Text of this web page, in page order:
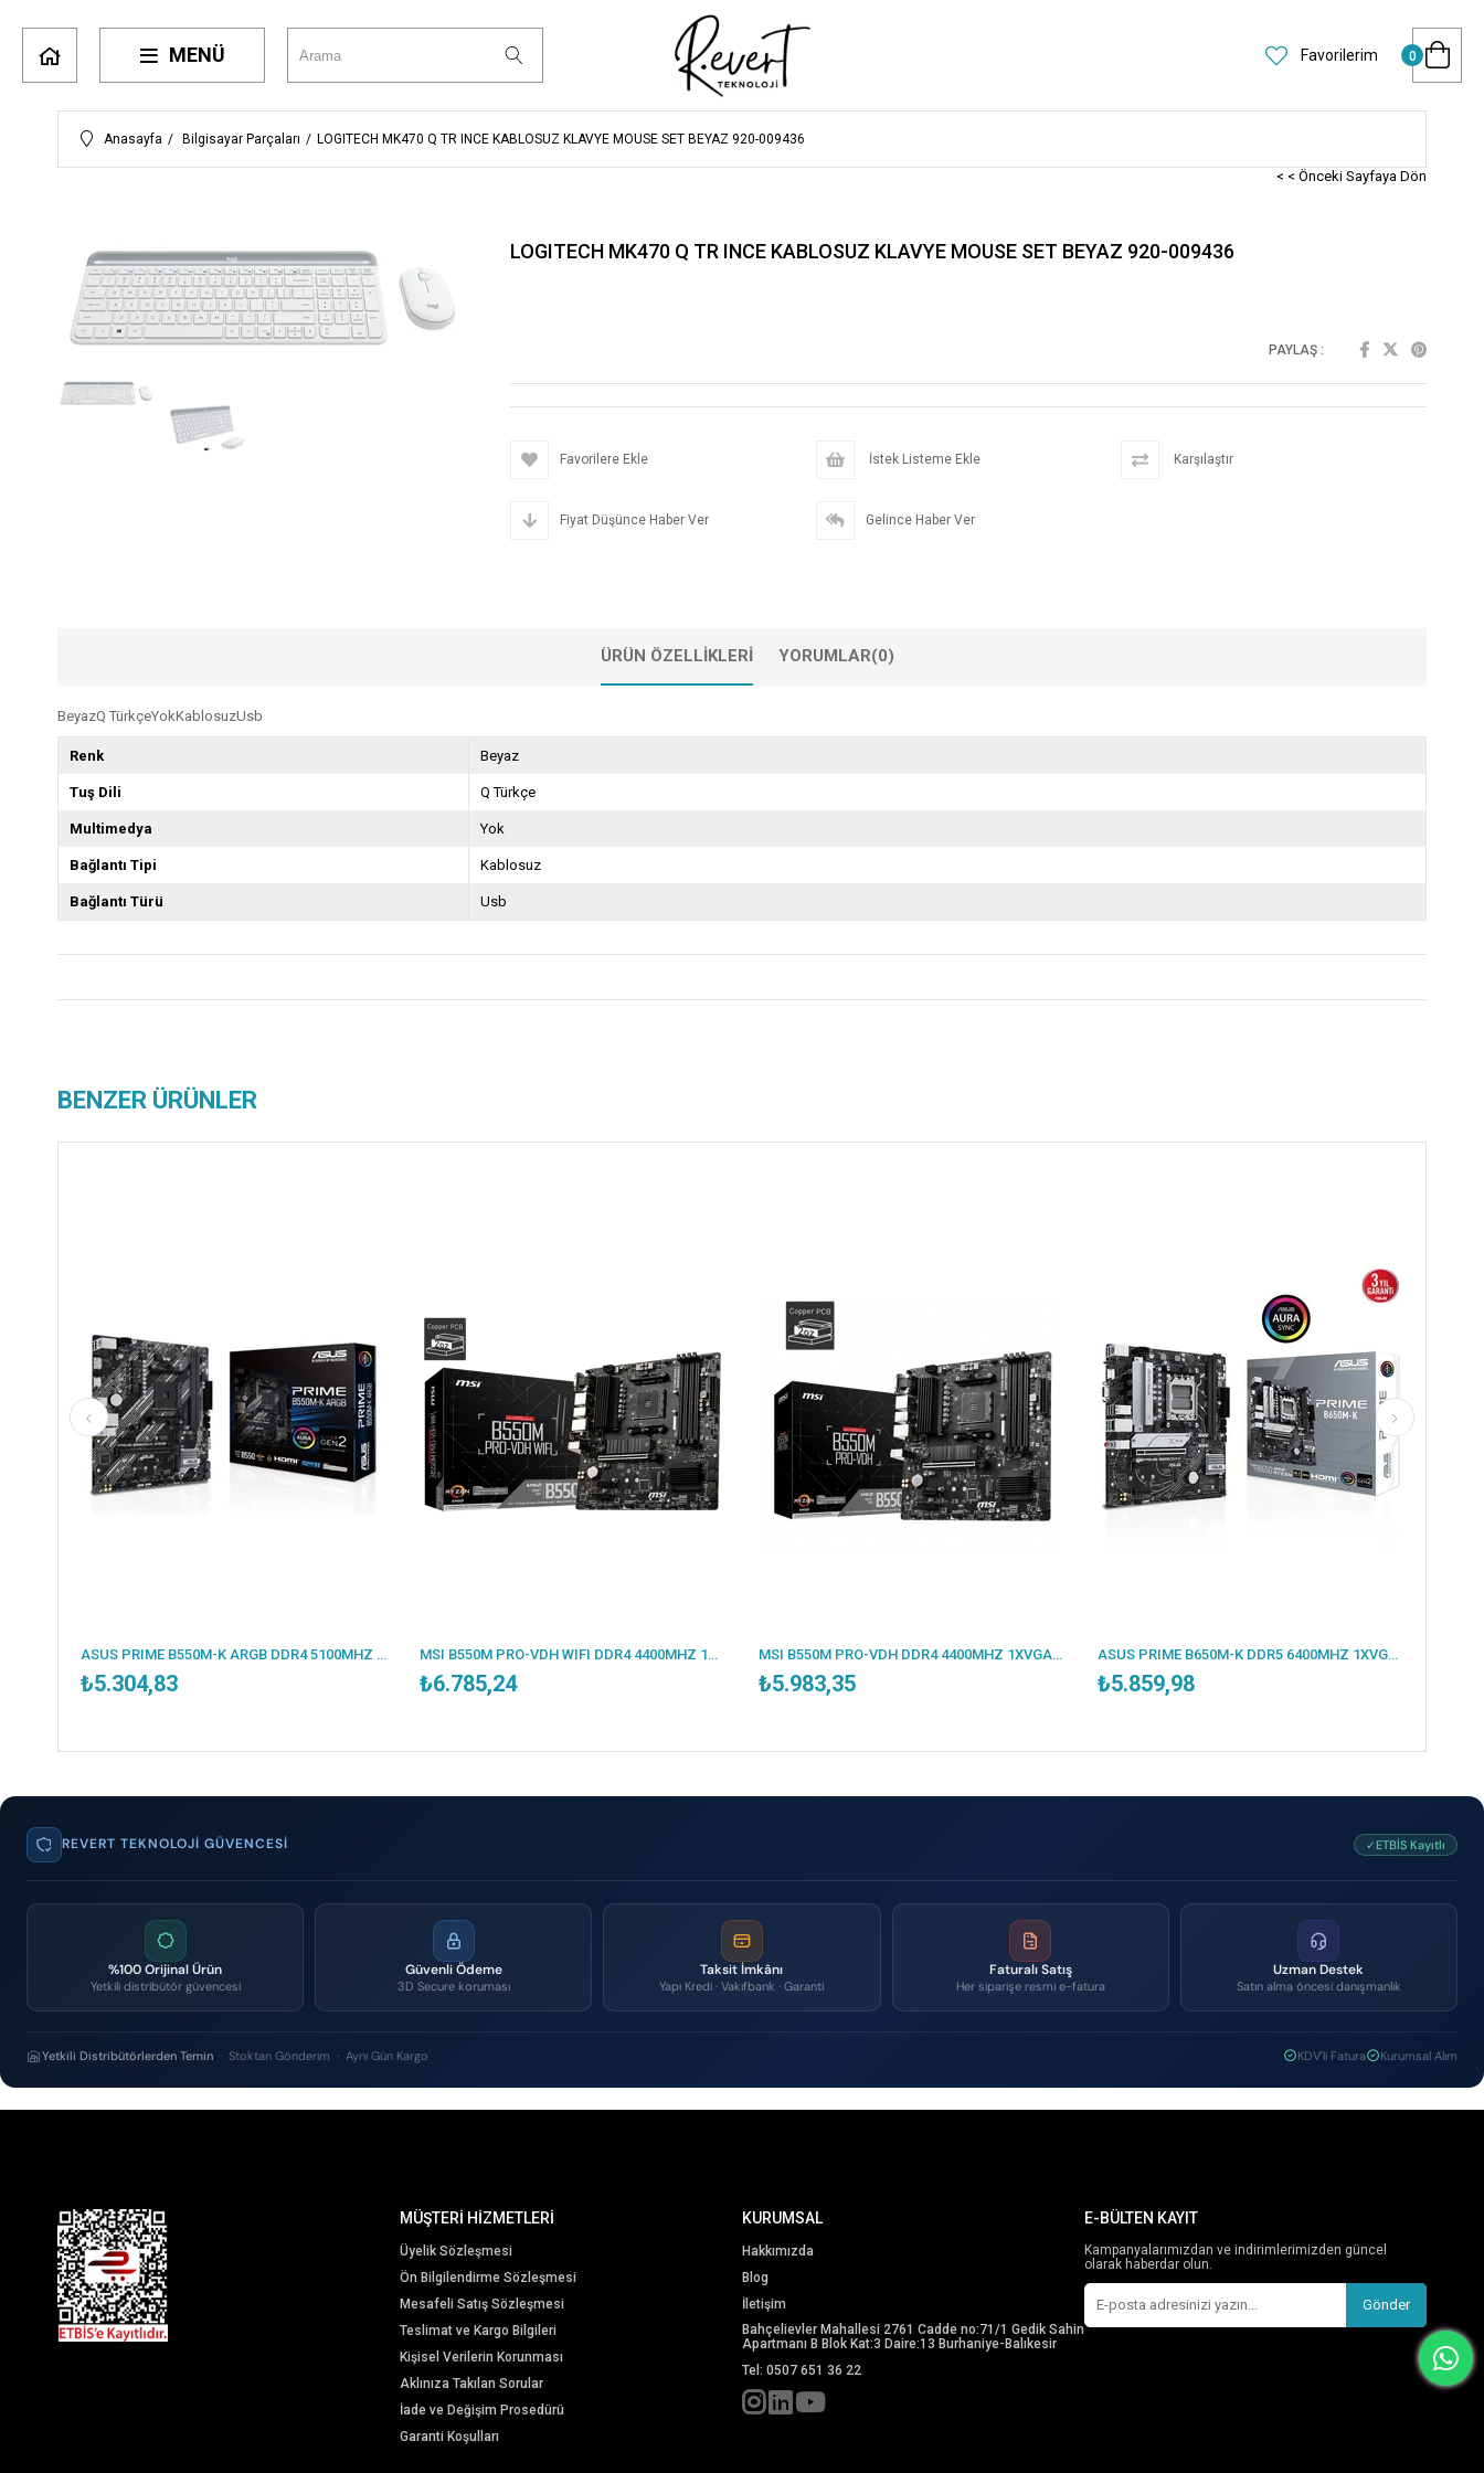
MENÜ Favorilerim 0
Anasayfa Bilgisayar Parçaları LOGITECH MK470 Q TR INCE KABLOSUZ KLAVYE MOUSE SET BEYAZ 920-009436
< < Önceki Sayfaya Dön
LOGITECH MK470 Q TR INCE KABLOSUZ KLAVYE MOUSE SET BEYAZ 920-009436
PAYLAŞ :
Favorilere Ekle İstek Listeme Ekle Karşılaştır
Fiyat Düşünce Haber Ver Gelince Haber Ver
ÜRÜN ÖZELLIKLERI YORUMLAR(0)
BeyazQ TürkçeYokKablosuzUsb
Renk Beyaz
Tuş Dili Q Türkçe
Multimedya Yok
Bağlantı Tipi Kablosuz
Bağlantı Türü Usb
BENZER ÜRÜNLER
ASUS PRIME B550M-K ARGB DDR4 5100MHZ 1XHDMI 1XDP 2XM.2 USB 3.2 MATX AM4 (AMD AM4 5000/4000G/3000 SERİLERİ İLE UYUMLU)
₺5.304,83
MSI B550M PRO-VDH WIFI DDR4 4400MHZ 1XVGA 1XHDMI 1XDP 2XM.2 USB 3.2 MATX AM4 (AMD 5000/4000G/3000 SERİLERİ İLE UYUMLU)
₺6.785,24
MSI B550M PRO-VDH DDR4 4400MHZ 1XVGA 1XHDMI 1XDP 2XM.2 USB 3.2 MATX AM4 (AMD 5000/4000G/3000 SERİLERİ İLE UYUMLU)
₺5.983,35
ASUS PRIME B650M-K DDR5 6400MHZ 1XVGA 1XHDMI 2XM.2 USB 3.2 MATX AM5 (AMD AM5 9000/8000/7000 SERİLERİ İLE UYUMLU)
₺5.859,98
REVERT TEKNOLOJI GÜVENCESI ✓ETBİS Kayıtlı
%100 Orijinal Ürün
Yetkili distribütör güvencesi
Güvenli Ödeme
3D Secure koruması
Taksit İmkânı
Yapı Kredi · Vakıfbank · Garanti
Faturalı Satış
Her siparişe resmi e-fatura
Uzman Destek
Satın alma öncesi danışmanlık
Yetkili Distribütörlerden Temin · Stoktan Gönderim · Aynı Gün Kargo KDV'li Fatura Kurumsal Alım
MÜŞTERİ HİZMETLERİ
Üyelik Sözleşmesi
Ön Bilgilendirme Sözleşmesi
Mesafeli Satış Sözleşmesi
Teslimat ve Kargo Bilgileri
Kişisel Verilerin Korunması
Aklınıza Takılan Sorular
İade ve Değişim Prosedürü
Garanti Koşulları
KURUMSAL
Hakkımızda
Blog
İletişim
Bahçelievler Mahallesi 2761 Cadde no:71/1 Gedik Sahin
Apartmanı B Blok Kat:3 Daire:13 Burhaniye-Balıkesir
Tel: 0507 651 36 22
E-BÜLTEN KAYIT
Kampanyalarımızdan ve indirimlerimizden güncel
olarak haberdar olun.
Gönder